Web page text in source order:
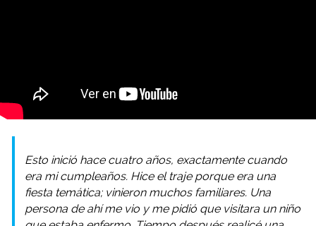
Esto inició hace cuatro años, exactamente cuando
era mi cumpleaños. Hice el traje porque era una
fiesta temática; vinieron muchos familiares. Una
persona de ahí me vio y me pidió que visitara un niño